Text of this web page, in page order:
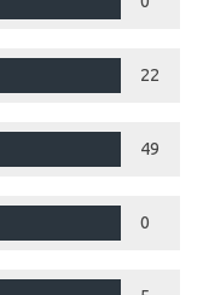
22
49
0